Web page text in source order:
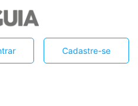
Cadastre-se